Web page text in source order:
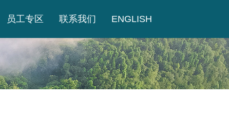
员工专区 联系我们 ENGLISH